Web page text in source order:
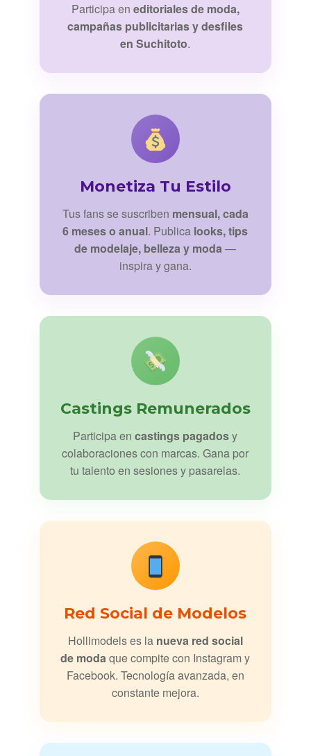
Participa en editoriales de moda,
campañas publicitarias y desfiles
en Suchitoto.
Monetiza Tu Estilo
Tus fans se suscriben mensual, cada
6 meses o anual. Publica looks, tips
de modelaje, belleza y moda—
inspira y gana.
Castings Remunerados
Participa encastings pagadosy
colaboraciones con marcas. Gana por
tu talento en sesiones y pasarelas.
Red Social de Modelos
Hollimodels es la nueva red social
de modaque compite con Instagram y
Facebook. Tecnología avanzada, en
constante mejora.